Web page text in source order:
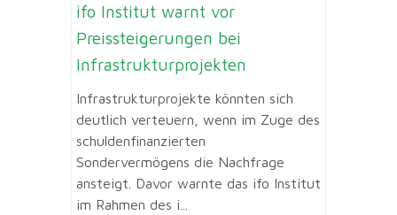
ifo Institut warnt vor
Preissteigerungen bei
Infrastrukturprojekten
Infrastrukturprojekte könnten sich
deutlich verteuern, wenn im Zuge des
schuldenfinanzierten
Sondervermögens die Nachfrage
ansteigt. Davor warnte das ifo Institut
im Rahmen des i...